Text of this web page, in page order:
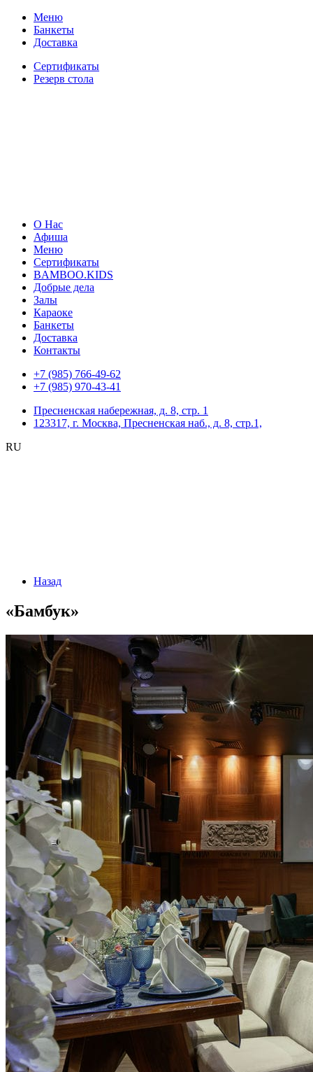
Меню
Банкеты
Доставка
Сертификаты
Резерв стола
О Нас
Афиша
Меню
Сертификаты
BAMBOO.KIDS
Добрые дела
Залы
Караоке
Банкеты
Доставка
Контакты
+7 (985) 766-49-62
+7 (985) 970-43-41
Пресненская набережная, д. 8, стр. 1
123317, г. Москва, Пресненская наб., д. 8, стр.1,
RU
Назад
«Бамбук»